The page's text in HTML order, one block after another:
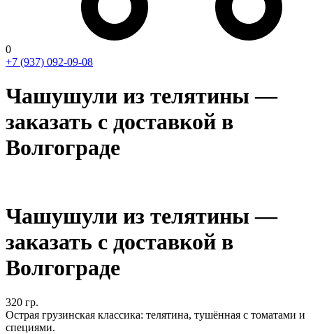
0
+7 (937) 092-09-08
Чашушули из телятины —
заказать с доставкой в
Волгограде
Чашушули из телятины —
заказать с доставкой в
Волгограде
320 гр.
Острая грузинская классика: телятина, тушённая с томатами и
специями.